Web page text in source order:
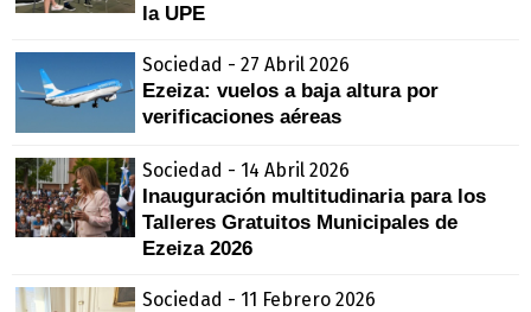
la UPE
Sociedad - 27 Abril 2026
Ezeiza: vuelos a baja altura por
verificaciones aéreas
Sociedad - 14 Abril 2026
Inauguración multitudinaria para los
Talleres Gratuitos Municipales de
Ezeiza 2026
Sociedad - 11 Febrero 2026